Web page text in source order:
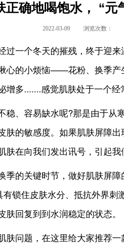
正确地喝饱水， “元
2022-03-09 浏览次数：
一个冬天的摧残，终于迎来
心的小烦恼——花粉、换季产
多.......感觉肌肤处于一个经
、容易缺水呢?那是由于从
肤的敏感度。如果肌肤屏障
在向我们发出讯号，引起我
的关键时节，做好肌肤屏障
有锁住皮肤水分、抵抗外界
回复到到水润稳定的状态。
问题，在这里给大家推荐一